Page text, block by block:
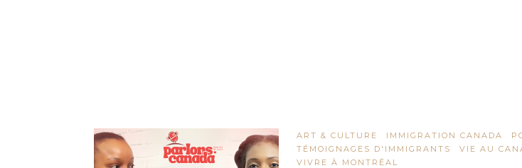
ART & CULTURE IMMIGRATION CANADA
TÉMOIGNAGES D'IMMIGRANTS
VIE AU
VIVRE À MONTRÉAL